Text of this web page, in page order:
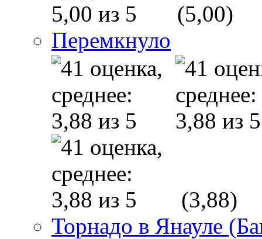
(5,00)
Перемкнуло
(3,88)
Торнадо в Янауле